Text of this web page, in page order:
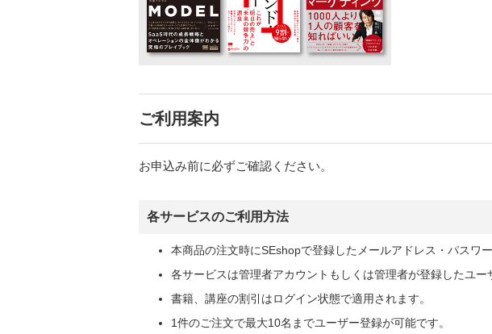
ご利用案内
お申込み前に必ずご確認ください。
各サービスのご利用方法
本商品の注文時にSEshopで登録したメールアドレス・パスワ
各サービスは管理者アカウントもしくは管理者が登録したユ
書籍、講座の割引はログイン状態で適用されます。
1件のご注文で最大10名までユーザー登録が可能です。